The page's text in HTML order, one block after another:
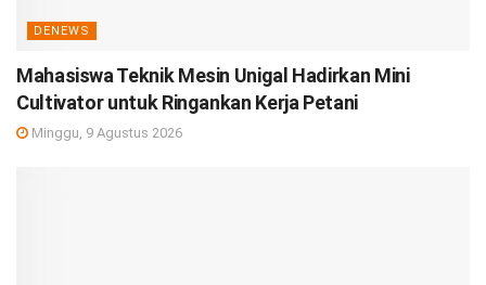
DENEWS
Mahasiswa Teknik Mesin Unigal Hadirkan Mini
Cultivator untuk Ringankan Kerja Petani
Minggu, 9 Agustus 2026